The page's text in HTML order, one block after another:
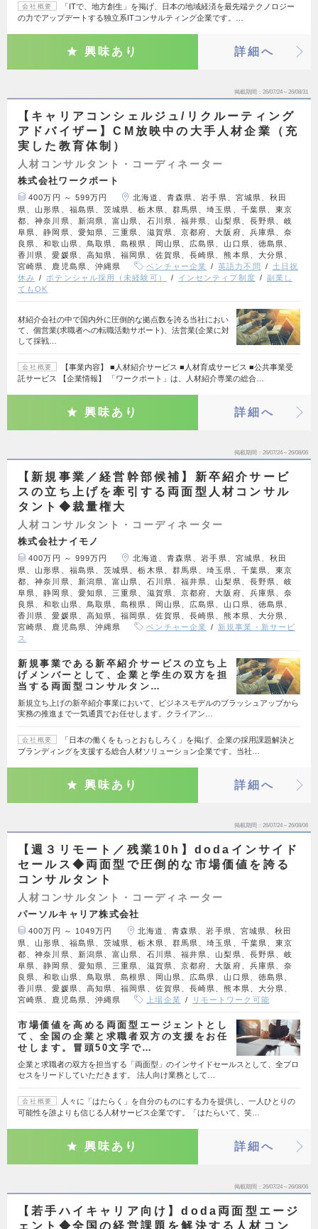
会社概要
「ITで、地方創生」を掲げ、日本の地域経済を最先端テクノロジー
の力でアップデートする独立系ITコンサルティング企業です。…
興味あり 詳細へ
掲載期間 26/07/24～26/08/31
【キャリアコンシェルジュ/リクルーティング
アドバイザー】CM放映中の大手人材企業（充
実した教育体制）
人材コンサルタント・コーディネーター
株式会社ワークポート
400万円 ～ 599万円
北海道、青森県、岩手県、宮城県、秋田
県、山形県、福島県、茨城県、栃木県、群馬県、埼玉県、千葉県、東京
都、神奈川県、新潟県、富山県、石川県、福井県、山梨県、長野県、岐
阜県、静岡県、愛知県、三重県、滋賀県、京都府、大阪府、兵庫県、奈
良県、和歌山県、鳥取県、島根県、岡山県、広島県、山口県、徳島県、
香川県、愛媛県、高知県、福岡県、佐賀県、長崎県、熊本県、大分県、
宮崎県、鹿児島県、沖縄県
ベンチャー企業 英語力不問
土日祝
休み
ポテンシャル採用（未経験可） インセンティブ制度
副業し
てもOK
材紹介会社の中で国内外に圧倒的な拠点数を誇る当社におい
て、個営業(求職者への転職活動サポート)、法営業(企業に対
して採戦…
会社概要
【事業内容】 ■人材紹介サービス ■人材育成サービス ■公共事業受
託サービス 【企業情報】 「ワークポート」は、人材紹介専業の総合…
興味あり 詳細へ
掲載期間 26/07/24～26/08/06
【新規事業／経営幹部候補】新卒紹介サービ
スの立ち上げを牽引する両面型人材コンサル
タント◆裁量権大
人材コンサルタント・コーディネーター
株式会社ナイモノ
400万円 ～ 999万円
北海道、青森県、岩手県、宮城県、秋田
県、山形県、福島県、茨城県、栃木県、群馬県、埼玉県、千葉県、東京
都、神奈川県、新潟県、富山県、石川県、福井県、山梨県、長野県、岐
阜県、静岡県、愛知県、三重県、滋賀県、京都府、大阪府、兵庫県、奈
良県、和歌山県、鳥取県、島根県、岡山県、広島県、山口県、徳島県、
香川県、愛媛県、高知県、福岡県、佐賀県、長崎県、熊本県、大分県、
宮崎県、鹿児島県、沖縄県
ベンチャー企業
新規事業・新サービ
ス
新規事業である新卒紹介サービスの立ち上
げメンバーとして、企業と学生の双方を担
当する両面型コンサルタン…
新規立ち上げの新卒紹介事業において、ビジネスモデルのブラッシュアップから
実務の推進まで一気通貫でお任せします。クライアン…
会社概要
「日本の働くをもっとおもしろく」を掲げ、企業の採用課題解決と
ブランディングを支援する総合人材ソリューション企業です。当社…
興味あり 詳細へ
掲載期間 26/07/24～26/08/06
【週３リモート／残業10h】dodaインサイド
セールス◆両面型で圧倒的な市場価値を誇る
コンサルタント
人材コンサルタント・コーディネーター
パーソルキャリア株式会社
400万円 ～ 1049万円
北海道、青森県、岩手県、宮城県、秋田
県、山形県、福島県、茨城県、栃木県、群馬県、埼玉県、千葉県、東京
都、神奈川県、新潟県、富山県、石川県、福井県、山梨県、長野県、岐
阜県、静岡県、愛知県、三重県、滋賀県、京都府、大阪府、兵庫県、奈
良県、和歌山県、鳥取県、島根県、岡山県、広島県、山口県、徳島県、
香川県、愛媛県、高知県、福岡県、佐賀県、長崎県、熊本県、大分県、
宮崎県、鹿児島県、沖縄県
上場企業 リモートワーク可能
市場価値を高める両面型エージェントとし
て、全国の企業と求職者双方の支援をお任
せします。冒頭50文字で…
企業と求職者の双方を担当する「両面型」のインサイドセールスとして、全プロ
セスをリードしていただきます。 法人向け業務として…
会社概要
人々に「はたらく」を自分のものにする力を提供し、一人ひとりの
可能性を誰よりも信じる人材サービス企業です。「はたらいて、笑…
興味あり 詳細へ
掲載期間 26/07/24～26/08/06
【若手ハイキャリア向け】doda両面型エージ
ェント◆全国の経営課題を解決する人材コン